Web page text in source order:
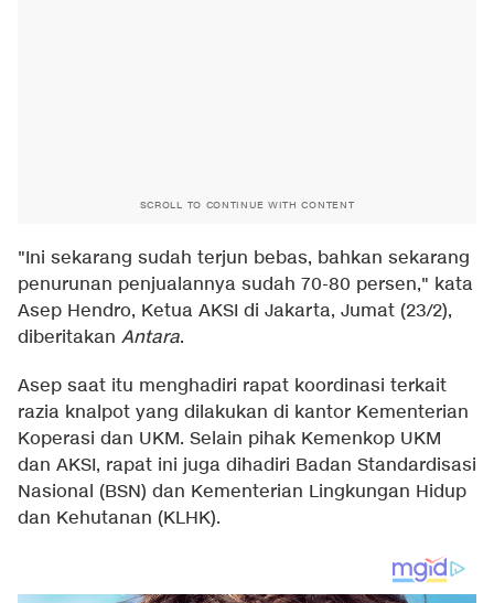
SCROLL TO CONTINUE WITH CONTENT
"Ini sekarang sudah terjun bebas, bahkan sekarang
penurunan penjualannya sudah 70-80 persen," kata
Asep Hendro, Ketua AKSI di Jakarta, Jumat (23/2),
diberitakan Antara.
Asep saat itu menghadiri rapat koordinasi terkait
razia knalpot yang dilakukan di kantor Kementerian
Koperasi dan UKM. Selain pihak Kemenkop UKM
dan AKSI, rapat ini juga dihadiri Badan Standardisasi
Nasional (BSN) dan Kementerian Lingkungan Hidup
dan Kehutanan (KLHK).